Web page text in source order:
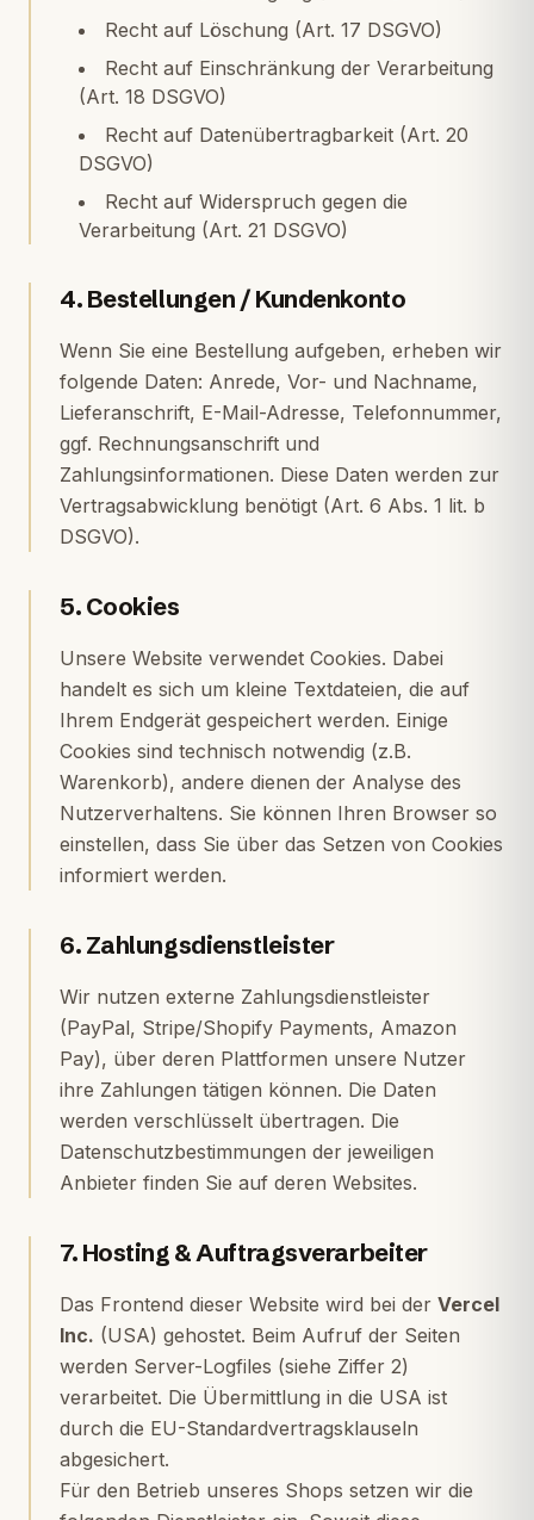
Recht auf Löschung (Art. 17 DSGVO)
Recht auf Einschränkung der Verarbeitung
(Art. 18 DSGVO)
Recht auf Datenübertragbarkeit (Art. 20
DSGVO)
Recht auf Widerspruch gegen die
Verarbeitung (Art. 21 DSGVO)
4. Bestellungen / Kundenkonto
Wenn Sie eine Bestellung aufgeben, erheben wir
folgende Daten: Anrede, Vor- und Nachname,
Lieferanschrift, E-Mail-Adresse, Telefonnummer,
ggf. Rechnungsanschrift und
Zahlungsinformationen. Diese Daten werden zur
Vertragsabwicklung benötigt (Art. 6 Abs. 1 lit. b
DSGVO).
5. Cookies
Unsere Website verwendet Cookies. Dabei
handelt es sich um kleine Textdateien, die auf
Ihrem Endgerät gespeichert werden. Einige
Cookies sind technisch notwendig (z.B.
Warenkorb), andere dienen der Analyse des
Nutzerverhaltens. Sie können Ihren Browser so
einstellen, dass Sie über das Setzen von Cookies
informiert werden.
6. Zahlungsdienstleister
Wir nutzen externe Zahlungsdienstleister
(PayPal, Stripe/Shopify Payments, Amazon
Pay), über deren Plattformen unsere Nutzer
ihre Zahlungen tätigen können. Die Daten
werden verschlüsselt übertragen. Die
Datenschutzbestimmungen der jeweiligen
Anbieter finden Sie auf deren Websites.
7. Hosting & Auftragsverarbeiter
Das Frontend dieser Website wird bei der Vercel
Inc. (USA) gehostet. Beim Aufruf der Seiten
werden Server-Logfiles (siehe Ziffer 2)
verarbeitet. Die Übermittlung in die USA ist
durch die EU-Standardvertragsklauseln
abgesichert.
Für den Betrieb unseres Shops setzen wir die